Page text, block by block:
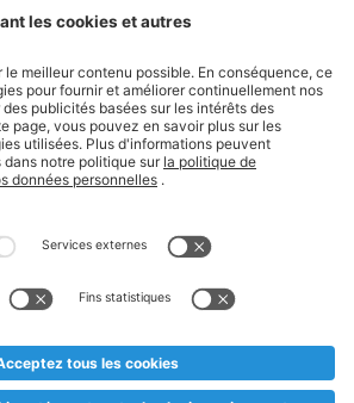
et mentions légales
temporairement et jusqu'à
bien étudié, nous serions
de stock. Prix Recupel et TVA incl.
de la forme masculine a été adoptée